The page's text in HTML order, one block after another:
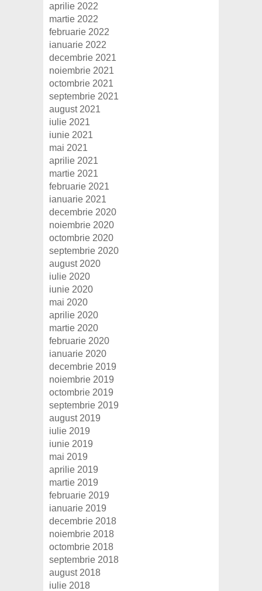
aprilie 2022
martie 2022
februarie 2022
ianuarie 2022
decembrie 2021
noiembrie 2021
octombrie 2021
septembrie 2021
august 2021
iulie 2021
iunie 2021
mai 2021
aprilie 2021
martie 2021
februarie 2021
ianuarie 2021
decembrie 2020
noiembrie 2020
octombrie 2020
septembrie 2020
august 2020
iulie 2020
iunie 2020
mai 2020
aprilie 2020
martie 2020
februarie 2020
ianuarie 2020
decembrie 2019
noiembrie 2019
octombrie 2019
septembrie 2019
august 2019
iulie 2019
iunie 2019
mai 2019
aprilie 2019
martie 2019
februarie 2019
ianuarie 2019
decembrie 2018
noiembrie 2018
octombrie 2018
septembrie 2018
august 2018
iulie 2018